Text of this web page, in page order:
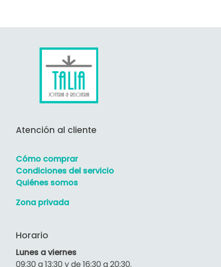
Atención al cliente
Cómo comprar
Condiciones del servicio
Quiénes somos
Zona privada
Horario
Lunes a viernes
09:30 a 13:30 y de 16:30 a 20:30.